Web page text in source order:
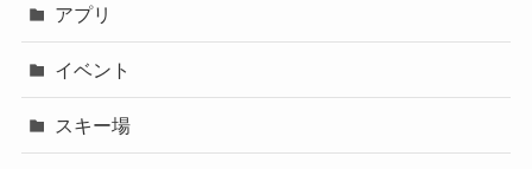
アプリ
イベント
スキー場